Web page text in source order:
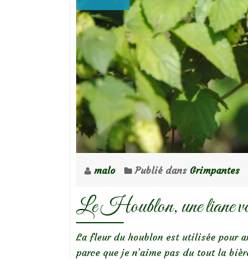
malo Publié dans Grimpantes
Le Houblon, une liane
La fleur du houblon est utilisée pour
parce que je n’aime pas du tout la